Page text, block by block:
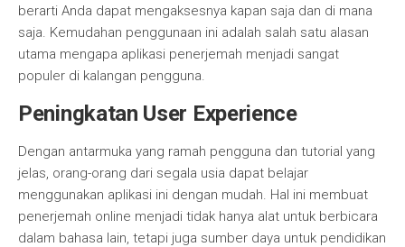
berarti Anda dapat mengaksesnya kapan saja dan di mana
saja. Kemudahan penggunaan ini adalah salah satu alasan
utama mengapa aplikasi penerjemah menjadi sangat
populer di kalangan pengguna.
Peningkatan User Experience
Dengan antarmuka yang ramah pengguna dan tutorial yang
jelas, orang-orang dari segala usia dapat belajar
menggunakan aplikasi ini dengan mudah. Hal ini membuat
penerjemah online menjadi tidak hanya alat untuk berbicara
dalam bahasa lain, tetapi juga sumber daya untuk pendidikan